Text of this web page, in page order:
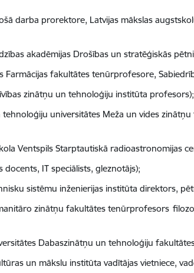
darba prorektore, Latvijas mākslas
akadēmijas Drošības un stratēģiskās
Farmācijas fakultātes tenūrprofesore,
zinātņu un tehnoloģiju institūta profesors);
universitātes Meža un vides
Ventspils Starptautiskā radioastronomijas
docents, IT speciālists, gleznotājs);
sistēmu inženierijas institūta direktors,
zinātņu fakultātes tenūrprofesors
Dabaszinātņu un tehnoloģiju
un mākslu institūta vadītājas vietniece,